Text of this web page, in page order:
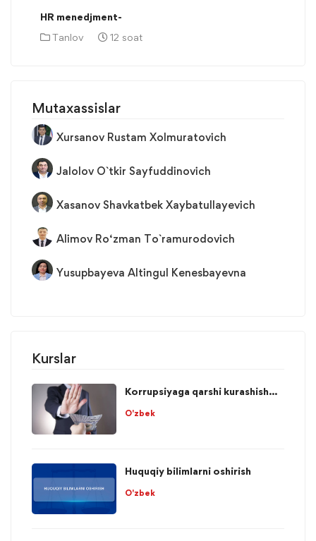
HR menedjment-
Tanlov
12 soat
Mutaxassislar
Xursanov Rustam Xolmuratovich
Jalolov O`tkir Sayfuddinovich
Xasanov Shavkatbek Xaybatullayevich
Alimov Ro‘zman To`ramurodovich
Yusupbayeva Altingul Kenesbayevna
Kurslar
Korrupsiyaga qarshi kurashish...
O'zbek
Huquqiy bilimlarni oshirish
O'zbek